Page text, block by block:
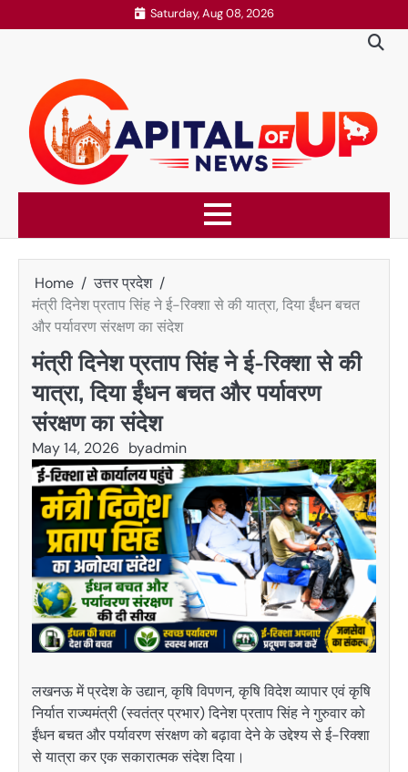
to
Saturday, Aug 08, 2026
Home
उत्तर प्रदेश
मंत्री दिनेश प्रताप सिंह ने ई-रिक्शा से की यात्रा, दिया ईंधन बचत
और पर्यावरण संरक्षण का संदेश
मंत्री दिनेश प्रताप सिंह ने ई-रिक्शा से की
यात्रा, दिया ईंधन बचत और पर्यावरण
संरक्षण का संदेश
May 14, 2026 byadmin
लखनऊमें प्रदेश के उद्यान, कृषि विपणन, कृषि विदेश व्यापार एवं कृषि
निर्यात राज्यमंत्री (स्वतंत्र प्रभार)दिनेश प्रताप सिंहने गुरुवार को
ईंधन बचत और पर्यावरण संरक्षण को बढ़ावा देने के उद्देश्य से ई-रिक्शा
से यात्रा कर एक सकारात्मक संदेश दिया।